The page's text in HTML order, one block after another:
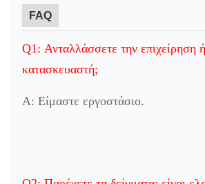
FAQ
Q1: Ανταλλάσσετε την επιχείρηση
κατασκευαστή;
Α: Είμαστε εργοστάσιο.